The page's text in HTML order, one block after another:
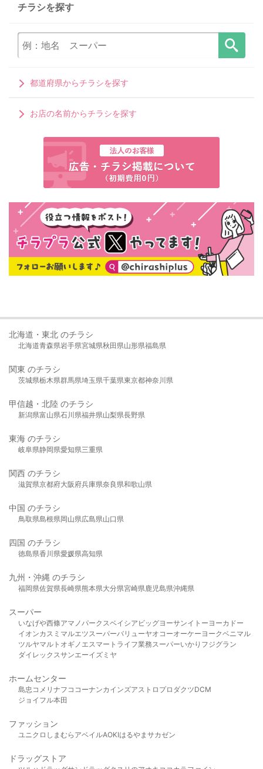
チラシを探す
都道府県からチラシを探す
お店の名前からチラシを探す
北海道・東北 のチラシ
北海道青森県岩手県宮城県秋田県山形県福島県
関東 のチラシ
茨城県栃木県群馬県埼玉県千葉県東京都神奈川県
甲信越・北陸 のチラシ
新潟県富山県石川県福井県山梨県長野県
東海 のチラシ
岐阜県静岡県愛知県三重県
関西 のチラシ
滋賀県京都府大阪府兵庫県奈良県和歌山県
中国 のチラシ
鳥取県島根県岡山県広島県山口県
四国 のチラシ
徳島県香川県愛媛県高知県
九州・沖縄 のチラシ
福岡県佐賀県長崎県熊本県大分県宮崎県鹿児島県沖縄県
スーパー
いなげや西條アマノパークスベイシア ビッグヨーサンイトーヨーカドー
イオンカスミ マルエツスーパーバリューヤオコーオーケー ヨークベニマル
ツルヤマルト オギノ エスマート ライフ業務スーパーいかり フジグラン
ダイレックスサンエーイズミヤ
ホームセンター
島忠 コメリ ナフコ コーナンカインズアストロプロダクツDCM
ジョイフル本田
ファッション
ユニクロ しまむら アベイルAOKIはるやま サカゼン
ドラッグストア